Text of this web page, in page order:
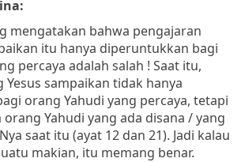
mengatakan bahwa pengajaran
itu hanya diperuntukkan bagi
percaya adalah salah ! Saat itu,
Yesus sampaikan tidak hanya
orang Yahudi yang percaya, tetapi
Yahudi yang ada disana / yang
saat itu (ayat 12 dan 21). Jadi kalau
makian, itu memang benar.